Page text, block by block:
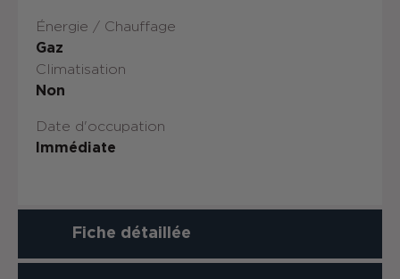
Énergie / Chauffage
Gaz
Climatisation
Non
Date d'occupation
Immédiate
Fiche détaillée